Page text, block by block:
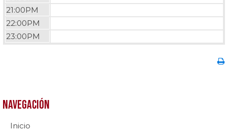
21:00PM
22:00PM
23:00PM
Navegación
Inicio